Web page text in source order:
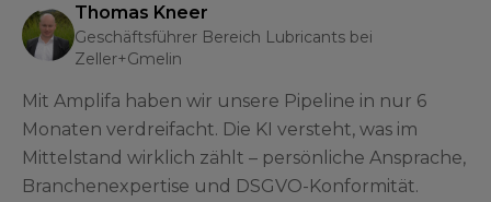
Thomas Kneer
Geschäftsführer Bereich Lubricants bei
Zeller+Gmelin
Mit Amplifa haben wir unsere Pipeline in nur 6
Monaten verdreifacht. Die KI versteht, was im
Mittelstand wirklich zählt – persönliche Ansprache,
Branchenexpertise und DSGVO-Konformität.